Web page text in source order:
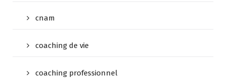
cnam
coaching de vie
coaching professionnel